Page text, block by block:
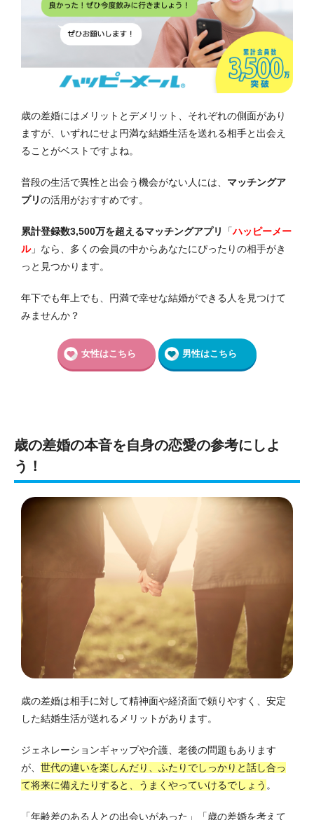
歳の差婚にはメリットとデメリット、それぞれの側面があり
ますが、いずれにせよ円満な結婚生活を送れる相手と出会え
ることがベストですよね。
普段の生活で異性と出会う機会がない人には、 マッチングア
プリの活用がおすすめです。
累計登録数3,500万を超えるマッチングアプリ 「ハッピーメー
ル」なら、多くの会員の中からあなたにぴったりの相手がき
っと見つかります。
年下でも年上でも、円満で幸せな結婚ができる人を見つけて
みませんか？
女性はこちら 男性はこちら
歳の差婚の本音を自身の恋愛の参考にしよ
う！
歳の差婚は相手に対して精神面や経済面で頼りやすく、安定
した結婚生活が送れるメリットがあります。
ジェネレーションギャップや介護、老後の問題もあります
が、 世代の違いを楽しんだり、ふたりでしっかりと話し合っ
て将来に備えたりすると、うまくやっていけるでしょう 。
「年齢差のある人との出会いがあった」「歳の差婚を考えて